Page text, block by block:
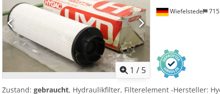
1 / 5
Wiefelstede
Zustand: gebraucht, Hydraulikfilter, Filterelement -Hersteller: